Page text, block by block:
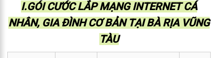
I.GÓI CƯỚC LẮP MẠNG INTERNET CÁ
NHÂN, GIA ĐÌNH CƠ BẢNTẠI BÀ RỊA VŨNG
TÀU